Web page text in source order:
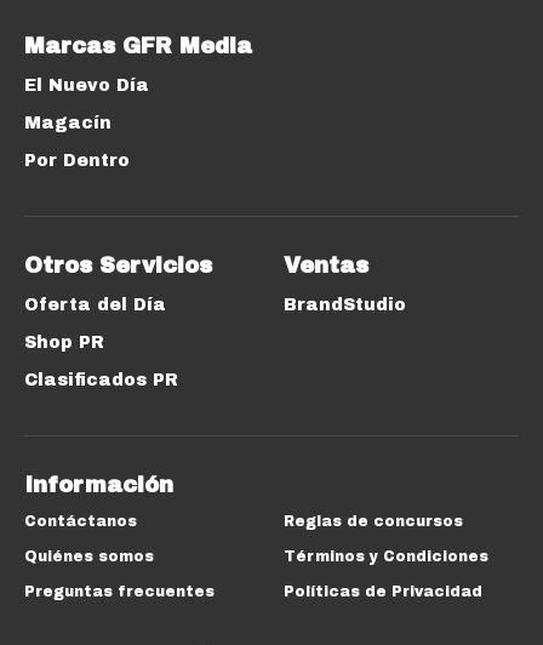
Marcas GFR Media
El Nuevo Día
Magacín
Por Dentro
Otros Servicios
Oferta del Día
Shop PR
Clasificados PR
Ventas
BrandStudio
Información
Contáctanos
Quiénes somos
Preguntas frecuentes
Reglas de concursos
Términos y Condiciones
Políticas de Privacidad